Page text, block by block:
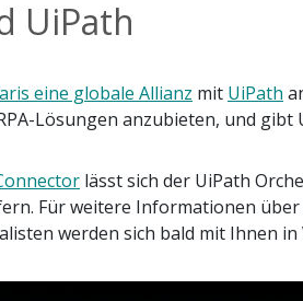
UiPath
eine globale Allianz mit UiPath
Lösungen anzubieten, und
lässt sich der UiPath
Für weitere Informationen über
werden sich bald mit Ihnen